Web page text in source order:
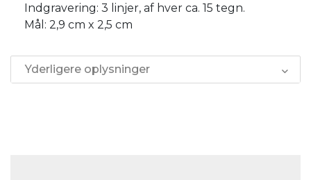
Indgravering: 3 linjer, af hver ca. 15 tegn.
Mål: 2,9 cm x 2,5 cm
Yderligere oplysninger